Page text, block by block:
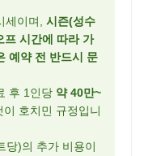
세이며, 시즌(성수
프 시간에 따라 가
예약 전 반드시 문
후 1인당 약 40만~
호치민 규정입니
당)의 추가 비용이